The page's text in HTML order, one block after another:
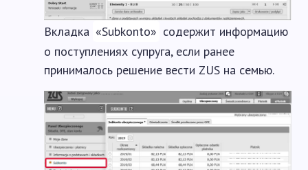
Вкладка «Subkonto» содержит информацию
о поступлениях супруга, если ранее
принималось решение вести ZUS на семью.